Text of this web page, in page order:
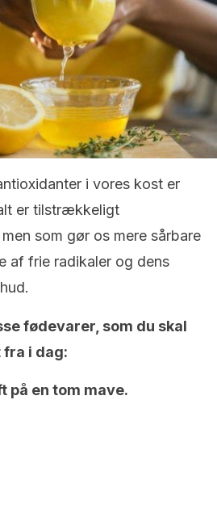
i vores kost er
er tilstrækkeligt
som gør os mere sårbare
af frie radikaler og dens
fødevarer, som du skal
fra i dag:
på en tom mave.